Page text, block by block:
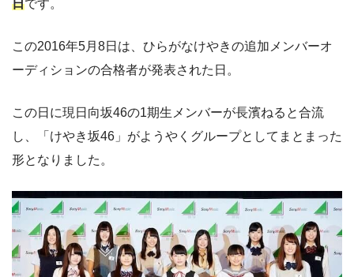
日です。
この2016年5月8日は、ひらがなけやきの追加メンバーオ
ーディションの合格者が発表された日。
この日に現日向坂46の1期生メンバーが長濱ねると合流
し、「けやき坂46」がようやくグループとしてまとまった
形となりました。